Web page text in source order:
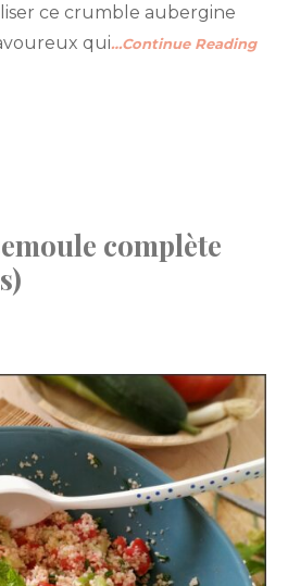
ce crumble aubergine
qui…Continue Reading
complète